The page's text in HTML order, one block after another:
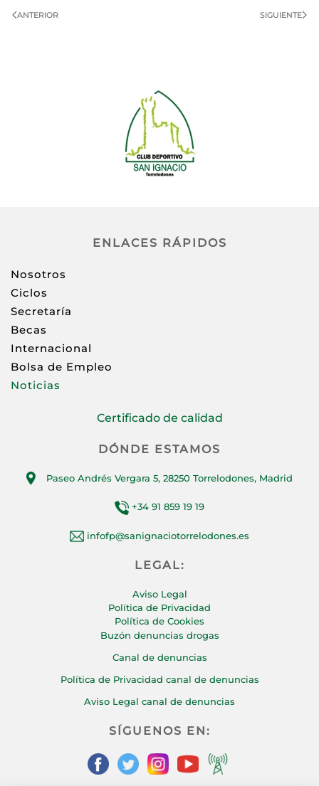
ANTERIOR SIGUIENTE
ENLACES RÁPIDOS
Nosotros
Ciclos
Secretaría
Becas
Internacional
Bolsa de Empleo
Noticias
Certificado de calidad
DÓNDE ESTAMOS
Paseo Andrés Vergara 5, 28250 Torrelodones, Madrid
+34 91 859 19 19
infofp@sanignaciotorrelodones.es
LEGAL:
Aviso Legal
Política de Privacidad
Política de Cookies
Buzón denuncias drogas
Canal de denuncias
Política de Privacidad canal de denuncias
Aviso Legal canal de denuncias
SÍGUENOS EN: